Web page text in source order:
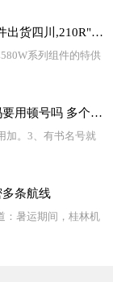
天合光能463MW至尊组件出货四川,210R"黄金尺寸"助力水光互补电站更高收益
系列组件的特供
多个书名号之间用顿号吗要用顿号吗 多个书名号之间用顿号|世界速递
加。3、有书名号就
条航线
：暑运期间，桂林机